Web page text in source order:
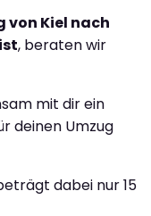
von Kiel nach
, beraten wir
mit dir ein
deinen Umzug
dabei nur 15